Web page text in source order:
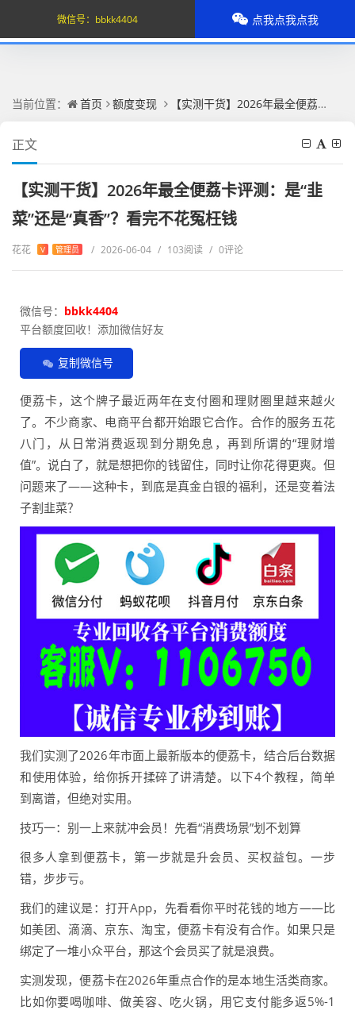
当前位置： 首页 额度变现 【实测干货】2026年最全便荔卡评测：是“韭菜”还是“真香”？看完不花冤枉钱
正文
【实测干货】2026年最全便荔卡评测：是“韭
菜”还是“真香”？看完不花冤枉钱
花花 V 管理员 / 2026-06-04 / 103阅读 / 0评论
微信号： bbkk4404
平台额度回收！添加微信好友
复制微信号
便荔卡，这个牌子最近两年在支付圈和理财圈里越来越火
了。不少商家、电商平台都开始跟它合作。合作的服务五花
八门，从日常消费返现到分期免息，再到所谓的“理财增
值”。说白了，就是想把你的钱留住，同时让你花得更爽。但
问题来了——这种卡，到底是真金白银的福利，还是变着法
子割韭菜？
我们实测了2026年市面上最新版本的便荔卡，结合后台数据
和使用体验，给你拆开揉碎了讲清楚。以下4个教程，简单
到离谱，但绝对实用。
技巧一：别一上来就冲会员！先看“消费场景”划不划算
很多人拿到便荔卡，第一步就是升会员、买权益包。一步
错，步步亏。
我们的建议是：打开App，先看看你平时花钱的地方——比
如美团、滴滴、京东、淘宝，便荔卡有没有合作。如果只是
绑定了一堆小众平台，那这个会员买了就是浪费。
实测发现，便荔卡在2026年重点合作的是本地生活类商家。
比如你要喝咖啡、做美容、吃火锅，用它支付能多返5%-1
微信号： bbkk4404 点我点我点我